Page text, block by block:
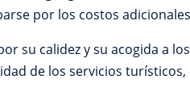
por los costos
su calidez y su acogida a
de los servicios